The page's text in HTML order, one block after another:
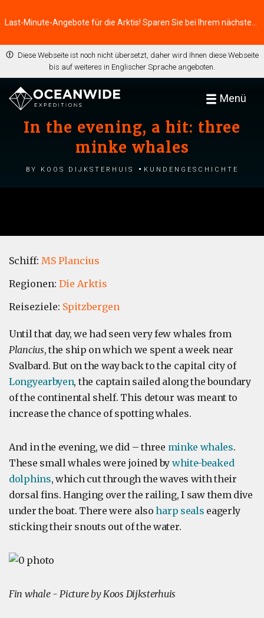
Diese Webseite ist noch nicht übersetzt, daher wird Ihnen diese Webseite
bis auf weiteres in Englischer Sprache angeboten.
Menü
In the evening, a hit: three
minke whales
by Koos Dijksterhuis Kundengeschichte
Schiff: MS Plancius
Regionen: Die Arktis
Reiseziele: Spitzbergen
Until that day, we had seen very few whales from
Plancius, the ship on which we spent a week near
Svalbard. But on the way back to the capital city of
Longyearbyen, the captain sailed along the boundary
of the continental shelf. This detour was meant to
increase the chance of spotting whales.
And in the evening, we did – three minke whales.
These small whales were joined by white-beaked
dolphins, which cut through the waves with their
dorsal fins. Hanging over the railing, I saw them dive
under the boat. There were alsoharp seals eagerly
sticking their snouts out of the water.
Fin whale - Picture by Koos Dijksterhuis